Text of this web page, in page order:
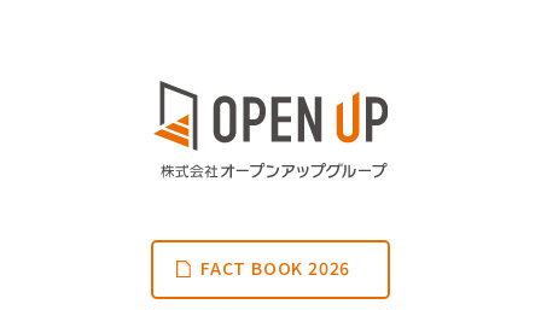
FACT BOOK 2026